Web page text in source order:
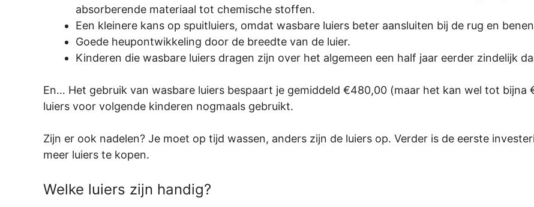
absorberende materiaal tot chemische stoffen.
Een kleinere kans op spuitluiers, omdat wasbare luiers beter aansluiten bij de rug en
Goede heupontwikkeling door de breedte van de luier.
Kinderen die wasbare luiers dragen zijn over het algemeen een half jaar eerder zindelijk
En… Het gebruik van wasbare luiers bespaart je gemiddeld €480,00 (maar het kan wel tot bijna
luiers voor volgende kinderen nogmaals gebruikt.
Zijn er ook nadelen? Je moet op tijd wassen, anders zijn de luiers op. Verder is de eerste
meer luiers te kopen.
Welke luiers zijn handig?